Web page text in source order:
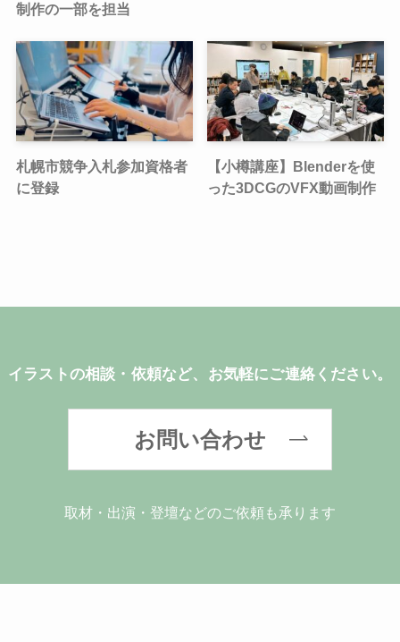
制作の一部を担当
札幌市競争入札参加資格者
に登録
【小樽講座】Blenderを使
った3DCGのVFX動画制作
イラストの相談・依頼など、お気軽にご連絡ください。
お問い合わせ
取材・出演・登壇などのご依頼も承ります